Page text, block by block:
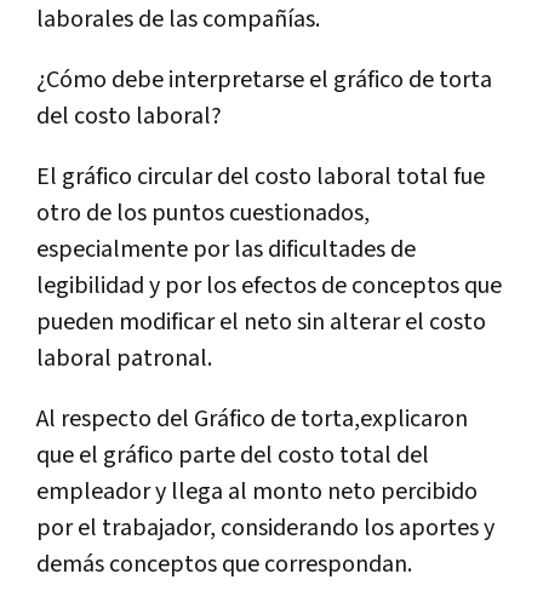
laborales de las compañías.
¿Cómo debe interpretarse el gráfico de torta
del costo laboral?
El gráfico circular del costo laboral total fue
otro de los puntos cuestionados,
especialmente por las dificultades de
legibilidad y por los efectos de conceptos que
pueden modificar el neto sin alterar el costo
laboral patronal.
Al respecto del Gráfico de torta,explicaron
que el gráfico parte del costo total del
empleador y llega al monto neto percibido
por el trabajador, considerando los aportes y
demás conceptos que correspondan.